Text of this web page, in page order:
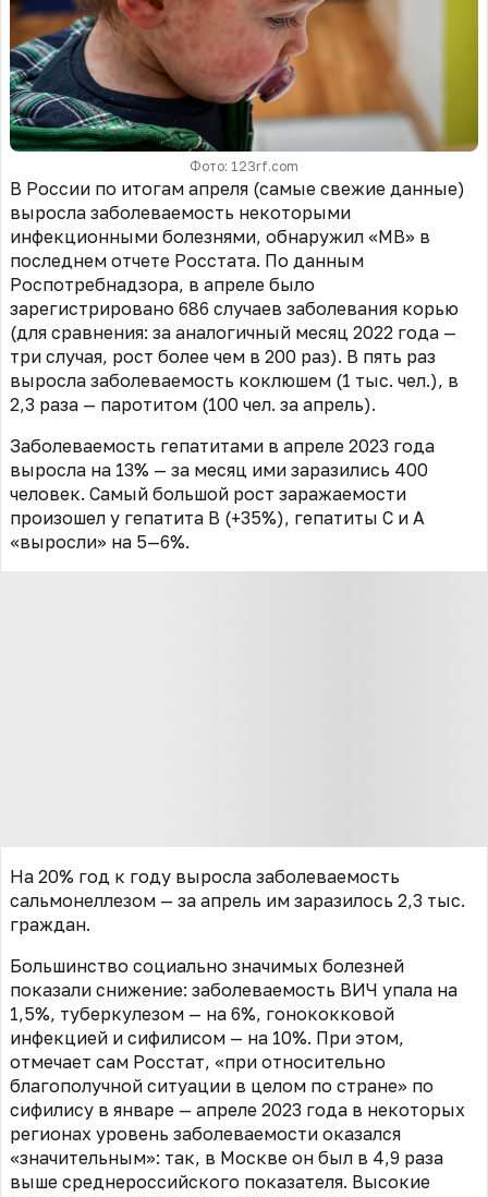
Фото: 123rf.com
В России по итогам апреля (самые свежие данные)
выросла заболеваемость некоторыми
инфекционными болезнями, обнаружил «МВ» в
последнем отчете Росстата. По данным
Роспотребнадзора, в апреле было
зарегистрировано 686 случаев заболевания корью
(для сравнения: за аналогичный месяц 2022 года —
три случая, рост более чем в 200 раз). В пять раз
выросла заболеваемость коклюшем (1 тыс. чел.), в
2,3 раза — паротитом (100 чел. за апрель).
Заболеваемость гепатитами в апреле 2023 года
выросла на 13% — за месяц ими заразились 400
человек. Самый большой рост заражаемости
произошел у гепатита В (+35%), гепатиты С и А
«выросли» на 5—6%.
На 20% год к году выросла заболеваемость
сальмонеллезом — за апрель им заразилось 2,3 тыс.
граждан.
Большинство социально значимых болезней
показали снижение: заболеваемость ВИЧ упала на
1,5%, туберкулезом — на 6%, гонококковой
инфекцией и сифилисом — на 10%. При этом,
отмечает сам Росстат, «при относительно
благополучной ситуации в целом по стране» по
сифилису в январе — апреле 2023 года в некоторых
регионах уровень заболеваемости оказался
«значительным»: так, в Москве он был в 4,9 раза
выше среднероссийского показателя. Высокие